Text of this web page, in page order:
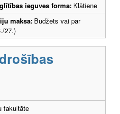
ieguves forma: Klātiene
maksa: Budžets vai par
27.)
fakultāte